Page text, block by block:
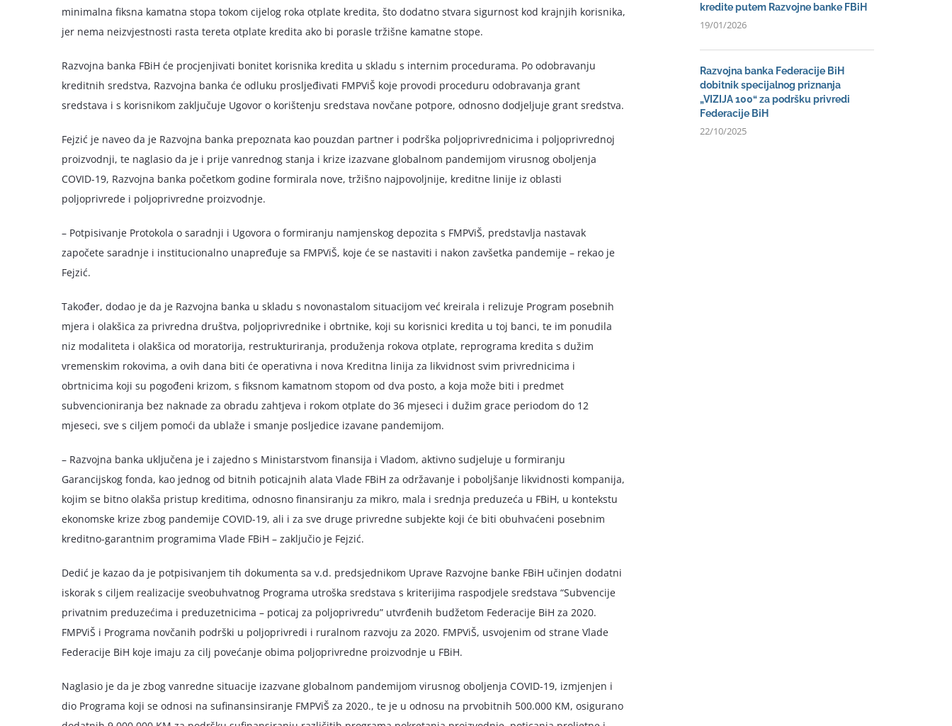
minimalna fiksna kamatna stopa tokom cijelog roka otplate kredita, što dodatno stvara sigurnost kod krajnjih korisnika,
jer nema neizvjestnosti rasta tereta otplate kredita ako bi porasle tržišne kamatne stope.
Razvojna banka FBiH će procjenjivati bonitet korisnika kredita u skladu s internim procedurama. Po odobravanju
kreditnih sredstva, Razvojna banka će odluku prosljeđivati FMPViŠ koje provodi proceduru odobravanja grant
sredstava i s korisnikom zaključuje Ugovor o korištenju sredstava novčane potpore, odnosno dodjeljuje grant sredstva.
Fejzić je naveo da je Razvojna banka prepoznata kao pouzdan partner i podrška poljoprivrednicima i poljoprivrednoj
proizvodnji, te naglasio da je i prije vanrednog stanja i krize izazvane globalnom pandemijom virusnog oboljenja
COVID-19, Razvojna banka početkom godine formirala nove, tržišno najpovoljnije, kreditne linije iz oblasti
poljoprivrede i poljoprivredne proizvodnje.
– Potpisivanje Protokola o saradnji i Ugovora o formiranju namjenskog depozita s FMPViŠ, predstavlja nastavak
započete saradnje i institucionalno unapređuje sa FMPViŠ, koje će se nastaviti i nakon zavšetka pandemije – rekao je
Fejzić.
Također, dodao je da je Razvojna banka u skladu s novonastalom situacijom već kreirala i relizuje Program posebnih
mjera i olakšica za privredna društva, poljoprivrednike i obrtnike, koji su korisnici kredita u toj banci, te im ponudila
niz modaliteta i olakšica od moratorija, restrukturiranja, produženja rokova otplate, reprograma kredita s dužim
vremenskim rokovima, a ovih dana biti će operativna i nova Kreditna linija za likvidnost svim privrednicima i
obrtnicima koji su pogođeni krizom, s fiksnom kamatnom stopom od dva posto, a koja može biti i predmet
subvencioniranja bez naknade za obradu zahtjeva i rokom otplate do 36 mjeseci i dužim grace periodom do 12
mjeseci, sve s ciljem pomoći da ublaže i smanje posljedice izavane pandemijom.
– Razvojna banka uključena je i zajedno s Ministarstvom finansija i Vladom, aktivno sudjeluje u formiranju
Garancijskog fonda, kao jednog od bitnih poticajnih alata Vlade FBiH za održavanje i poboljšanje likvidnosti kompanija,
kojim se bitno olakša pristup kreditima, odnosno finansiranju za mikro, mala i srednja preduzeća u FBiH, u kontekstu
ekonomske krize zbog pandemije COVID-19, ali i za sve druge privredne subjekte koji će biti obuhvaćeni posebnim
kreditno-garantnim programima Vlade FBiH – zaključio je Fejzić.
Dedić je kazao da je potpisivanjem tih dokumenta sa v.d. predsjednikom Uprave Razvojne banke FBiH učinjen dodatni
iskorak s ciljem realizacije sveobuhvatnog Programa utroška sredstava s kriterijima raspodjele sredstava “Subvencije
privatnim preduzećima i preduzetnicima – poticaj za poljoprivredu” utvrđenih budžetom Federacije BiH za 2020.
FMPViŠ i Programa novčanih podrški u poljoprivredi i ruralnom razvoju za 2020. FMPViŠ, usvojenim od strane Vlade
Federacije BiH koje imaju za cilj povećanje obima poljoprivredne proizvodnje u FBiH.
Naglasio je da je zbog vanredne situacije izazvane globalnom pandemijom virusnog oboljenja COVID-19, izmjenjen i
dio Programa koji se odnosi na sufinansinsiranje FMPViŠ za 2020., te je u odnosu na prvobitnih 500.000 KM, osigurano
kredite putem Razvojne banke FBiH
19/01/2026
Razvojna banka Federacije BiH
dobitnik specijalnog priznanja
„VIZIJA 100“ za podršku privredi
Federacije BiH
22/10/2025